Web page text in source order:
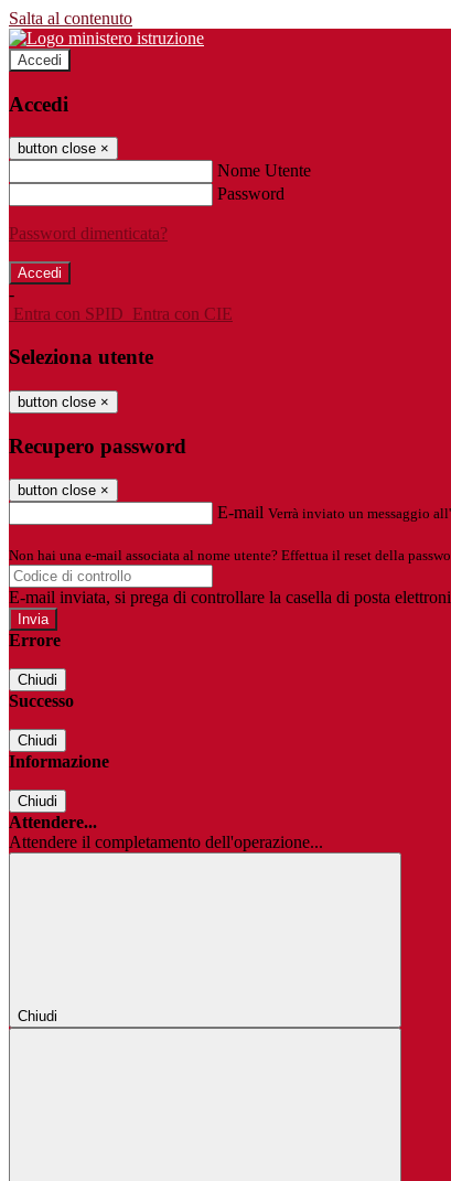
Salta al contenuto
Accedi
Accedi
button close ×
Nome Utente
Password
Password dimenticata?
-
Entra con SPID Entra con CIE
Seleziona utente
button close ×
Recupero password
button close ×
E-mail Verrà inviato un messaggio
Non hai una e-mail associata al nome utente? Effettua il reset della
E-mail inviata, si prega di controllare la casella di posta
Errore
Chiudi
Successo
Chiudi
Informazione
Chiudi
Attendere...
Attendere il completamento dell'operazione...
Chiudi